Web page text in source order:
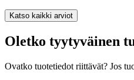
Katso kaikki arviot
Oletko tyytyväinen
Ovatko tuotetiedot riittävät? Jos